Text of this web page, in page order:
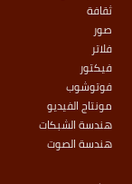
ثقافة
صور
فلاتر
فيكتور
فوتوشوب
مونتاج الفيديو
هندسة الشبكات
هندسة الصوت